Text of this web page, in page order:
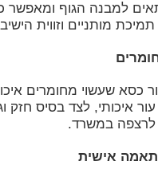
למבנה הגוף ומאפשר
מותניים וזווית
כסא שעשוי מחומרים
איכותי, לצד בסיס חזק
במשרד.